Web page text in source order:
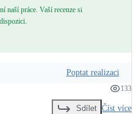
naší práce. Vaší recenze si
Poptat realizaci
133
Sdílet Číst více